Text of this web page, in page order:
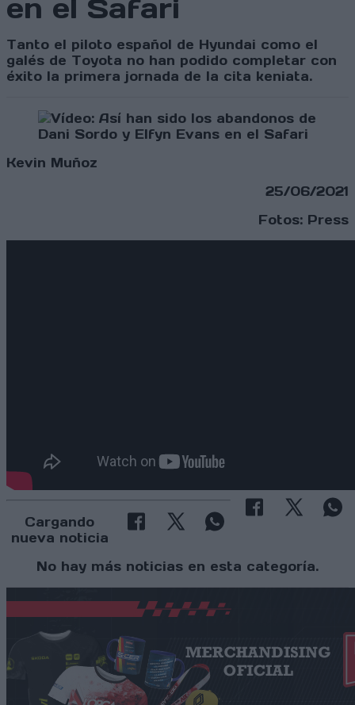
en el Safari
Tanto el piloto español de Hyundai como el
galés de Toyota no han podido completar con
éxito la primera jornada de la cita keniata.
Kevin Muñoz
25/06/2021
Fotos: Press
Cargando
nueva noticia
No hay más noticias en esta categoría.